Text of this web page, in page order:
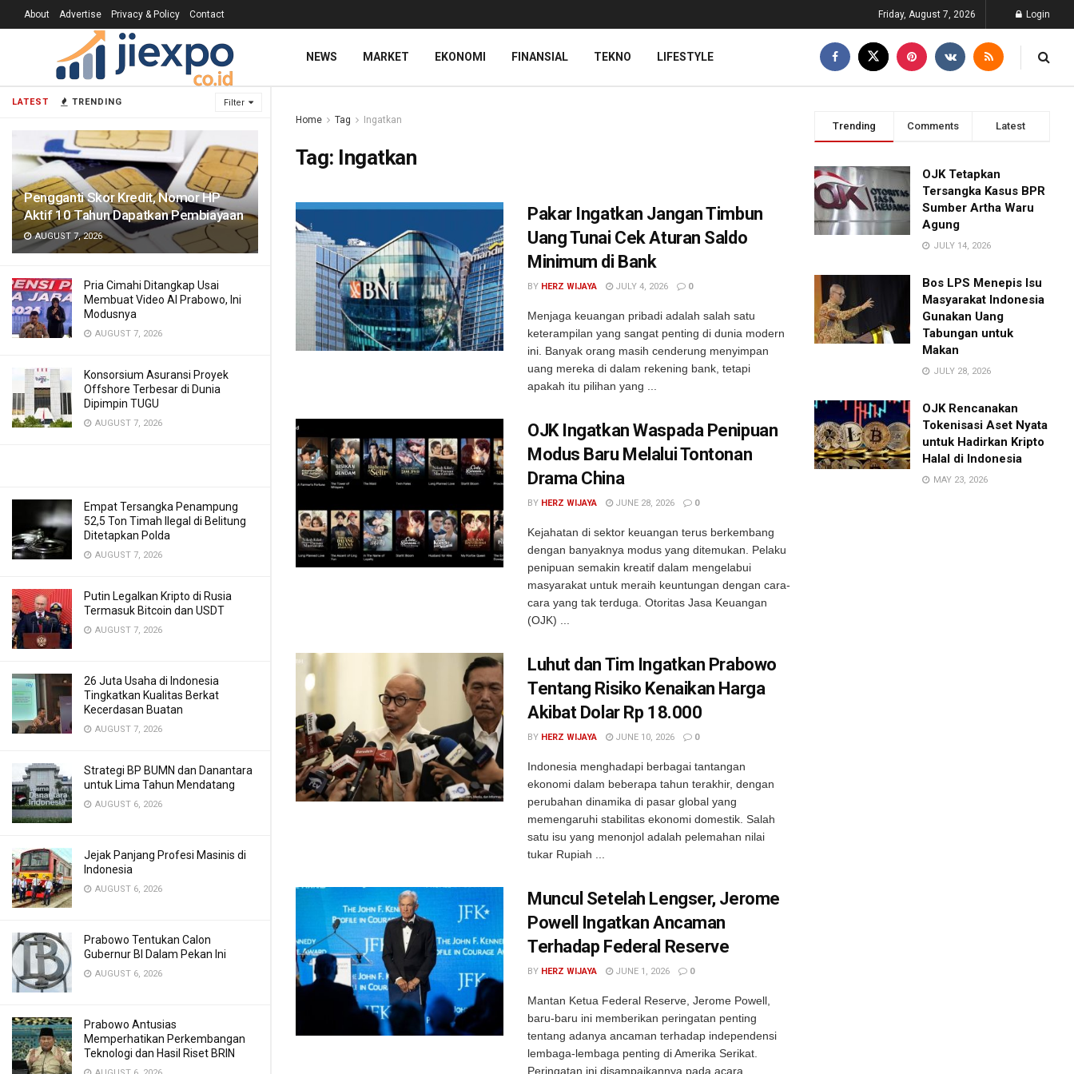
LATEST TRENDING Filter
Pengganti Skor Kredit, Nomor HP
Aktif 10 Tahun Dapatkan Pembiayaan
AUGUST 7, 2026
Pria Cimahi Ditangkap Usai
Membuat Video AI Prabowo, Ini
Modusnya
AUGUST 7, 2026
Konsorsium Asuransi Proyek
Offshore Terbesar di Dunia
Dipimpin TUGU
AUGUST 7, 2026
Empat Tersangka Penampung
52,5 Ton Timah Ilegal di Belitung
Ditetapkan Polda
AUGUST 7, 2026
Putin Legalkan Kripto di Rusia
Termasuk Bitcoin dan USDT
AUGUST 7, 2026
26 Juta Usaha di Indonesia
Tingkatkan Kualitas Berkat
Kecerdasan Buatan
AUGUST 7, 2026
Strategi BP BUMN dan Danantara
untuk Lima Tahun Mendatang
AUGUST 6, 2026
Jejak Panjang Profesi Masinis di
Indonesia
AUGUST 6, 2026
Prabowo Tentukan Calon
Gubernur BI Dalam Pekan Ini
AUGUST 6, 2026
Prabowo Antusias
Memperhatikan Perkembangan
Teknologi dan Hasil Riset BRIN
About Advertise Privacy & Policy Contact Friday, August 7, 2026 Login
NEWS MARKET EKONOMI FINANSIAL TEKNO LIFESTYLE
Home Tag Ingatkan
Tag: Ingatkan
Pakar Ingatkan Jangan Timbun
Uang Tunai Cek Aturan Saldo
Minimum di Bank
BY HERZ WIJAYA JULY 4, 2026 0
Menjaga keuangan pribadi adalah salah satu
keterampilan yang sangat penting di dunia modern
ini. Banyak orang masih cenderung menyimpan
uang mereka di dalam rekening bank, tetapi
apakah itu pilihan yang ...
OJK Ingatkan Waspada Penipuan
Modus Baru Melalui Tontonan
Drama China
BY HERZ WIJAYA JUNE 28, 2026 0
Kejahatan di sektor keuangan terus berkembang
dengan banyaknya modus yang ditemukan. Pelaku
penipuan semakin kreatif dalam mengelabui
masyarakat untuk meraih keuntungan dengan cara-
cara yang tak terduga. Otoritas Jasa Keuangan
(OJK) ...
Luhut dan Tim Ingatkan Prabowo
Tentang Risiko Kenaikan Harga
Akibat Dolar Rp 18.000
BY HERZ WIJAYA JUNE 10, 2026 0
Indonesia menghadapi berbagai tantangan
ekonomi dalam beberapa tahun terakhir, dengan
perubahan dinamika di pasar global yang
memengaruhi stabilitas ekonomi domestik. Salah
satu isu yang menonjol adalah pelemahan nilai
tukar Rupiah ...
Muncul Setelah Lengser, Jerome
Powell Ingatkan Ancaman
Terhadap Federal Reserve
BY HERZ WIJAYA JUNE 1, 2026 0
Mantan Ketua Federal Reserve, Jerome Powell,
baru-baru ini memberikan peringatan penting
tentang adanya ancaman terhadap independensi
lembaga-lembaga penting di Amerika Serikat.
Peringatan ini disampaikannya pada acara
Trending Comments Latest
OJK Tetapkan
Tersangka Kasus BPR
Sumber Artha Waru
Agung
JULY 14, 2026
Bos LPS Menepis Isu
Masyarakat Indonesia
Gunakan Uang
Tabungan untuk
Makan
JULY 28, 2026
OJK Rencanakan
Tokenisasi Aset Nyata
untuk Hadirkan Kripto
Halal di Indonesia
MAY 23, 2026